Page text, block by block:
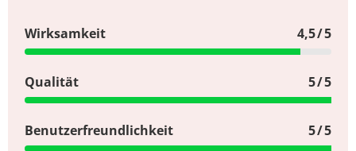
Wirksamkeit 4,5 / 5
Qualität 5 / 5
Benutzerfreundlichkeit 5 / 5